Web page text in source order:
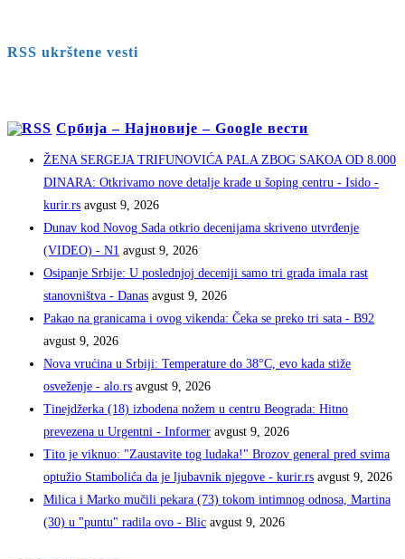
RSS ukrštene vesti
Србија – Најновије – Google вести
ŽENA SERGEJA TRIFUNOVIĆA PALA ZBOG SAKOA OD 8.000
DINARA: Otkrivamo nove detalje krađe u šoping centru - Isido -
kurir.rs avgust 9, 2026
Dunav kod Novog Sada otkrio decenijama skriveno utvrđenje
(VIDEO) - N1 avgust 9, 2026
Osipanje Srbije: U poslednjoj deceniji samo tri grada imala rast
stanovništva - Danas avgust 9, 2026
Pakao na granicama i ovog vikenda: Čeka se preko tri sata - B92
avgust 9, 2026
Nova vrućina u Srbiji: Temperature do 38°C, evo kada stiže
osveženje - alo.rs avgust 9, 2026
Tinejdžerka (18) izbodena nožem u centru Beograda: Hitno
prevezena u Urgentni - Informer avgust 9, 2026
Tito je viknuo: "Zaustavite tog ludaka!" Brozov general pred svima
optužio Stambolića da je ljubavnik njegove - kurir.rs avgust 9, 2026
Milica i Marko mučili pekara (73) tokom intimnog odnosa, Martina
(30) u "puntu" radila ovo - Blic avgust 9, 2026